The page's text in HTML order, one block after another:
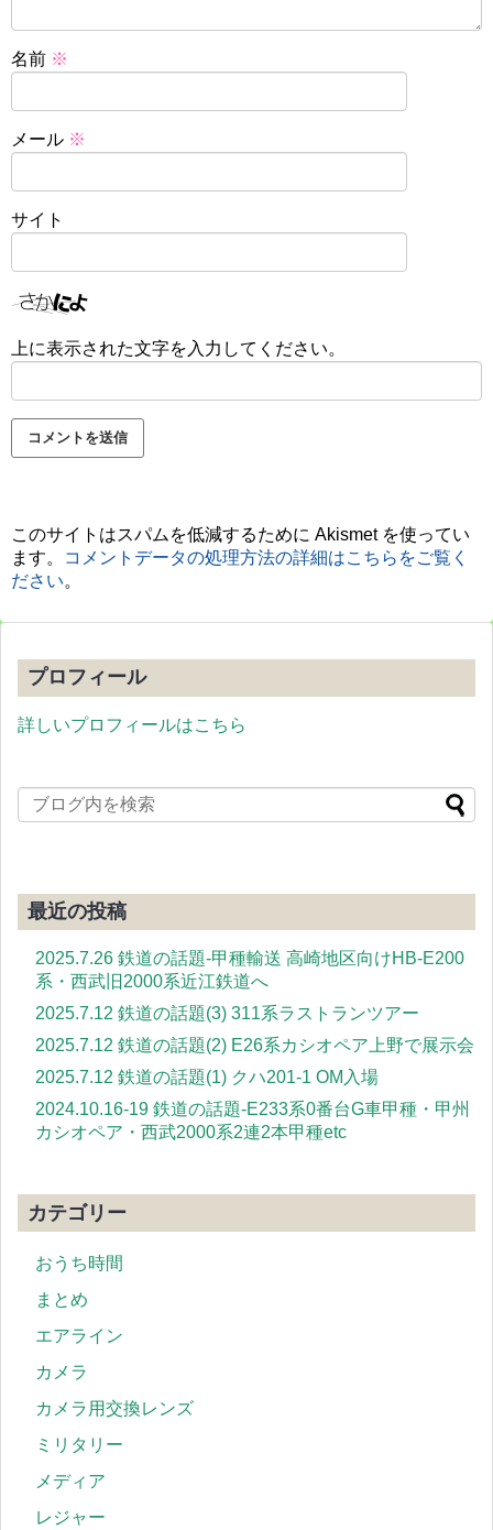
名前 ※
メール ※
サイト
上に表示された文字を入力してください。
このサイトはスパムを低減するために Akismet を使ってい
ます。
コメントデータの処理方法の詳細はこちらをご覧く
ださい。
プロフィール
詳しいプロフィールはこちら
最近の投稿
2025.7.26 鉄道の話題-甲種輸送 高崎地区向けHB-E200
系・西武旧2000系近江鉄道へ
2025.7.12 鉄道の話題(3) 311系ラストランツアー
2025.7.12 鉄道の話題(2) E26系カシオペア上野で展示会
2025.7.12 鉄道の話題(1) クハ201-1 OM入場
2024.10.16-19 鉄道の話題-E233系0番台G車甲種・甲州
カシオペア・西武2000系2連2本甲種etc
カテゴリー
おうち時間
まとめ
エアライン
カメラ
カメラ用交換レンズ
ミリタリー
メディア
レジャー